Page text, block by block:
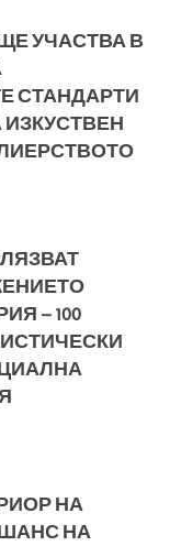
УЧАСТВА В
СТАНДАРТИ
– 100
НА
НА